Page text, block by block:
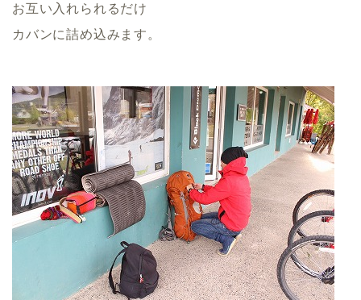
お互い入れられるだけ
カバンに詰め込みます。